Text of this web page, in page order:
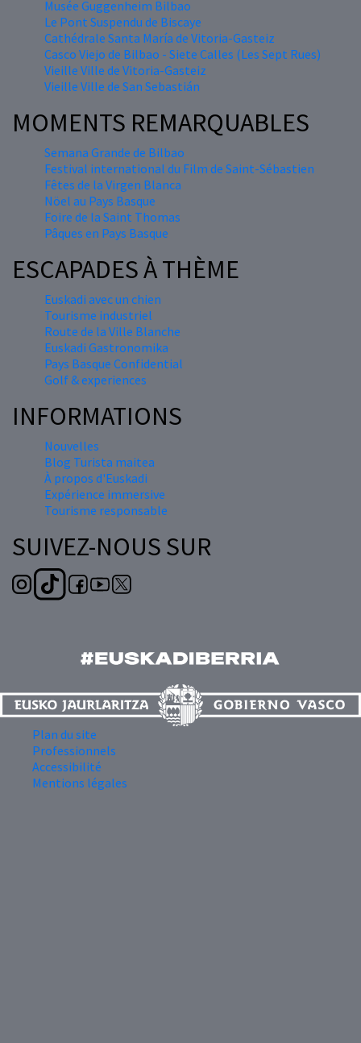
Musée Guggenheim Bilbao
Le Pont Suspendu de Biscaye
Cathédrale Santa María de Vitoria-Gasteiz
Casco Viejo de Bilbao - Siete Calles (Les Sept Rues)
Vieille Ville de Vitoria-Gasteiz
Vieille Ville de San Sebastián
MOMENTS REMARQUABLES
Semana Grande de Bilbao
Festival international du Film de Saint-Sébastien
Fêtes de la Virgen Blanca
Nöel au Pays Basque
Foire de la Saint Thomas
Pâques en Pays Basque
ESCAPADES À THÈME
Euskadi avec un chien
Tourisme industriel
Route de la Ville Blanche
Euskadi Gastronomika
Pays Basque Confidential
Golf & experiences
INFORMATIONS
Nouvelles
Blog Turista maitea
À propos d'Euskadi
Expérience immersive
Tourisme responsable
SUIVEZ-NOUS SUR
Plan du site
Professionnels
Accessibilité
Mentions légales